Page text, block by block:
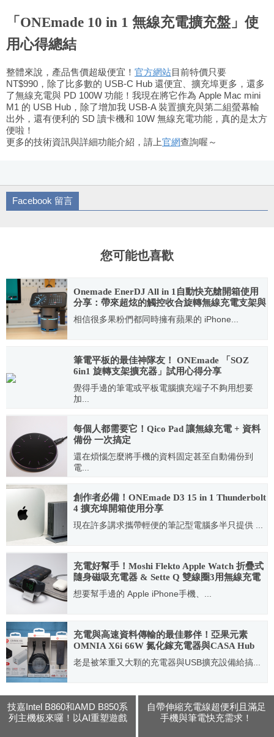
「ONEmade 10 in 1 無線充電擴充盤」使
用心得總結
整體來說，產品售價超級便宜！ 官方網站目前特價只要
NT$990，除了比多數的 USB-C Hub 還便宜、擴充埠更多，還多
了無線充電與 PD 100W 功能！我現在將它作為 Apple Mac mini
M1 的 USB Hub，除了增加我 USB-A 裝置擴充與第二組螢幕輸
出外，還有便利的 SD 讀卡機和 10W 無線充電功能，真的是太方
便啦！
更多的技術資訊與詳細功能介紹，請上官網查詢喔～
Facebook 留言
您可能也喜歡
Onemade EnerDJ All in 1自動快充艙開箱使用
分享：帶來超炫的觸控收合旋轉無線充電支架與
高音質藍牙音響
相信很多果粉們都同時擁有蘋果的 iPhone...
筆電平板的最佳神隊友！ ONEmade 「SOZ
6in1 旋轉支架擴充器」試用心得分享
覺得手邊的筆電或平板電腦擴充端子不夠用想要
加...
2023.03.22
每個人都需要它！Qico Pad 讓無線充電 + 資料
備份 一次搞定
還在煩惱怎麼將手機的資料固定甚至自動備份到
電...
2020.12.27
創作者必備！ONEmade D3 15 in 1 Thunderbolt
4 擴充埠開箱使用分享
現在許多講求攜帶輕便的筆記型電腦多半只提供 ...
2023.07.10
充電好幫手！Moshi Flekto Apple Watch 折疊式
隨身磁吸充電器 & Sette Q 雙線圈3用無線充電
盤
想要幫手邊的 Apple iPhone手機、...
2021.10.29
充電與高速資料傳輸的最佳夥伴！亞果元素
OMNIA X6i 66W 氮化鎵充電器與CASA Hub
A05開箱介紹
老是被笨重又大顆的充電器與USB擴充設備給搞...
技嘉Intel B860和AMD B850系
列主機板來囉！以AI重塑遊戲
自帶伸縮充電線超便利且滿足
手機與筆電快充需求！